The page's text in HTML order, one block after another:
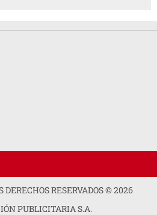
DERECHOS RESERVADOS ©2026
PUBLICITARIA S.A.